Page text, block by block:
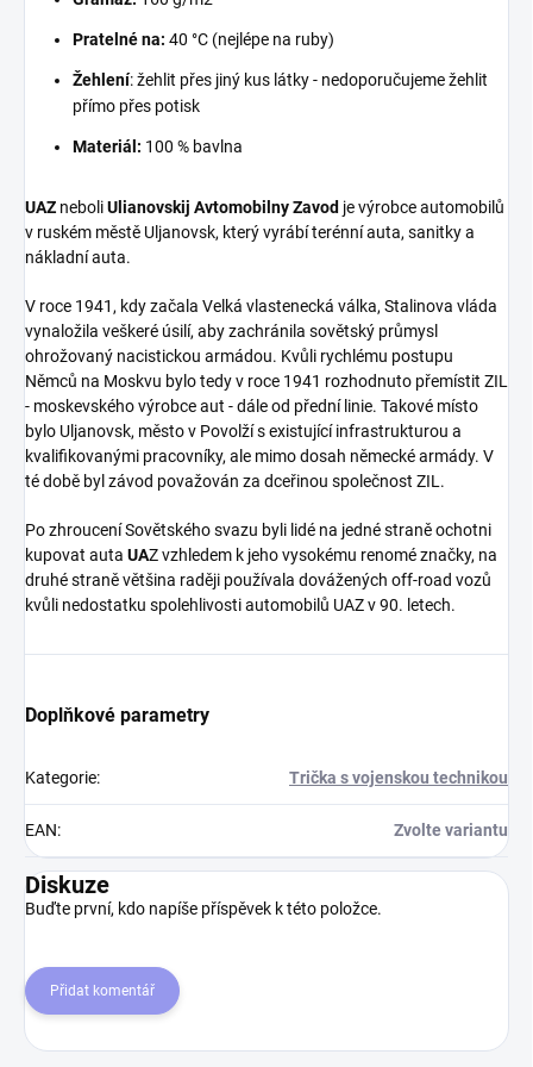
Pratelné na: 40 °C (nejlépe na ruby)
Žehlení: žehlit přes jiný kus látky - nedoporučujeme žehlit
přímo přes potisk
Materiál: 100 % bavlna
UAZ neboliUlianovskij Avtomobilny Zavod je výrobce automobilů
v ruském městě Uljanovsk, který vyrábí terénní auta, sanitky a
nákladní auta.
V roce 1941, kdy začala Velká vlastenecká válka, Stalinova vláda
vynaložila veškeré úsilí, aby zachránila sovětský průmysl
ohrožovaný nacistickou armádou. Kvůli rychlému postupu
Němců na Moskvu bylo tedy v roce 1941 rozhodnuto přemístit ZIL
- moskevského výrobce aut - dále od přední linie. Takové místo
bylo Uljanovsk, město v Povolží s existující infrastrukturou a
kvalifikovanými pracovníky, ale mimo dosah německé armády. V
té době byl závod považován za dceřinou společnost ZIL.
Po zhroucení Sovětského svazu byli lidé na jedné straně ochotni
kupovat auta UAZ vzhledem k jeho vysokému renomé značky, na
druhé straně většina raději používala dovážených off-road vozů
kvůli nedostatku spolehlivosti automobilů UAZ v 90. letech.
Doplňkové parametry
Kategorie: Trička s vojenskou technikou
EAN: Zvolte variantu
Diskuze
Buďte první, kdo napíše příspěvek k této položce.
Přidat komentář